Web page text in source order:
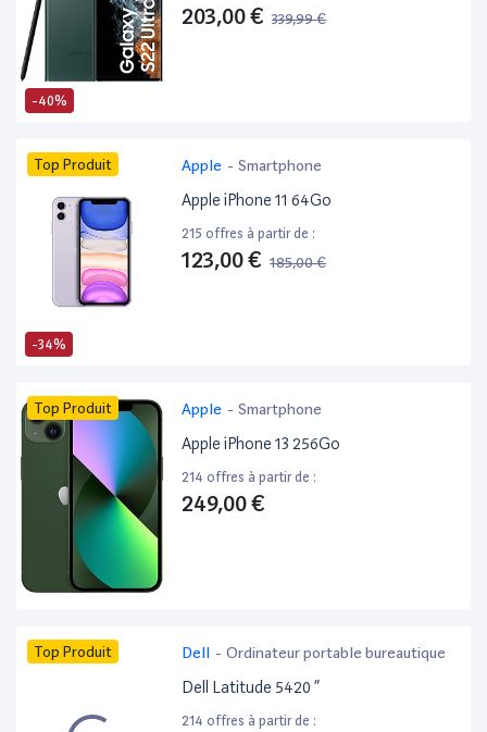
-40%
203,00 € 339,99 €
-34%
Top Produit Apple - Smartphone
Apple iPhone 11 64Go
215 offres à partir de :
123,00 € 185,00 €
Top Produit Apple - Smartphone
Apple iPhone 13 256Go
214 offres à partir de :
249,00 €
Top Produit Dell - Ordinateur portable bureautique
Dell Latitude 5420 ”
214 offres à partir de :